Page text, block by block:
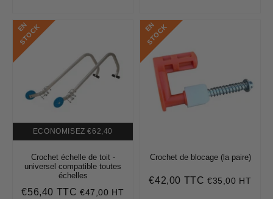
E
N
S
T
O
C
K
ECONOMISEZ €62,40
Crochet échelle de toit -
universel compatible toutes
échelles
Prix
€56,40 TTC€56,40
€47,00 HT
E
N
S
T
O
C
K
Crochet de blocage (la paire)
Prix
€42,00 TTC€42,00
€35,00 HT